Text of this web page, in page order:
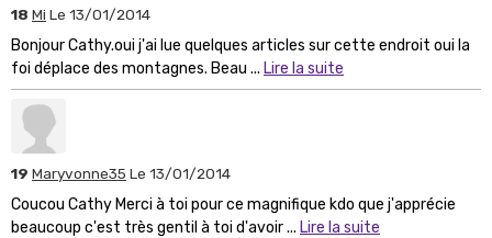
18 Mi Le 13/01/2014
Bonjour Cathy.oui j'ai lue quelques articles sur cette endroit oui la
foi déplace des montagnes. Beau ... Lire la suite
19 Maryvonne35 Le 13/01/2014
Coucou Cathy Merci à toi pour ce magnifique kdo que j'apprécie
beaucoup c'est très gentil à toi d'avoir ... Lire la suite